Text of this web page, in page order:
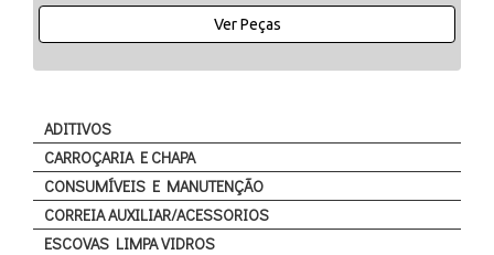
Ver Peças
ADITIVOS
CARROÇARIA E CHAPA
CONSUMÍVEIS E MANUTENÇÃO
CORREIA AUXILIAR/ACESSORIOS
ESCOVAS LIMPA VIDROS